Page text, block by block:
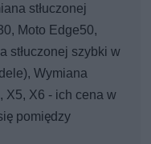
stłuczonej
Moto Edge50,
stłuczonej szybki w
Wymiana
X5, X6 - ich cena w
pomiędzy